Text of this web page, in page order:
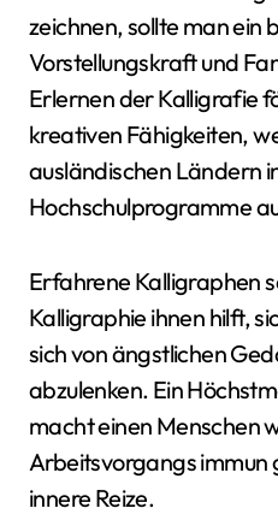
zeichnen, sollte man ein
Vorstellungskraft und
Erlernen der Kalligrafie
kreativen Fähigkeiten,
ausländischen Ländern
Hochschulprogramme
Erfahrene Kalligraphen
Kalligraphie ihnen hilft,
sich von ängstlichen
abzulenken. Ein
macht einen Menschen
Arbeitsvorgangs immun
innere Reize.